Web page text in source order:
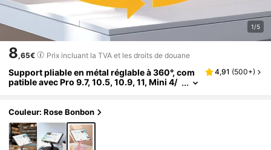
1/5
8,65€ Prix incluant la TVA et les droits de douane
Support pliable en métal réglable à 360°, com
patible avec Pro 9.7, 10.5, 10.9, 11, Mini 4/
léphones Android. Cadeau d'anniversaire, su
pport de téléphone pour la famille et les amis,
accessoire de téléphone.
4,91 (500+)
Couleur: Rose Bonbon